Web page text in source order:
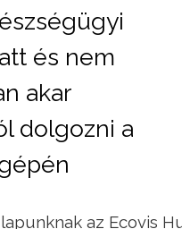
és nem
akar
dolgozni a
az Ecovis